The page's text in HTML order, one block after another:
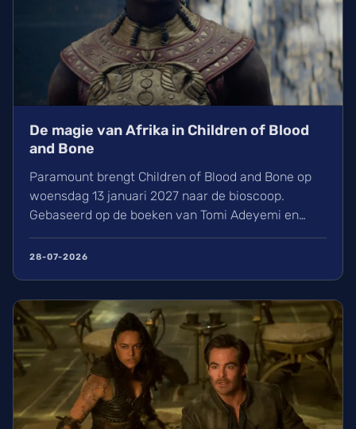
De magie van Afrika in Children of Blood
and Bone
Paramount brengt Children of Blood and Bone op
woensdag 13 januari 2027 naar de bioscoop.
Gebaseerd op de boeken van Tomi Adeyemi en
geregisseerd door Gina Prince-Bythewood, volgen
wij Thuso Mbedu in een episch fantasy-avontuur
Viola Davis staat paraat.
28-07-2026